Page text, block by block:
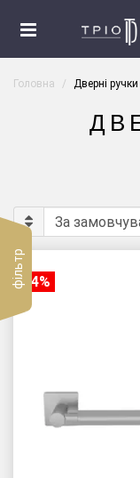
Головна Дверні ручки
-44%
фільтр